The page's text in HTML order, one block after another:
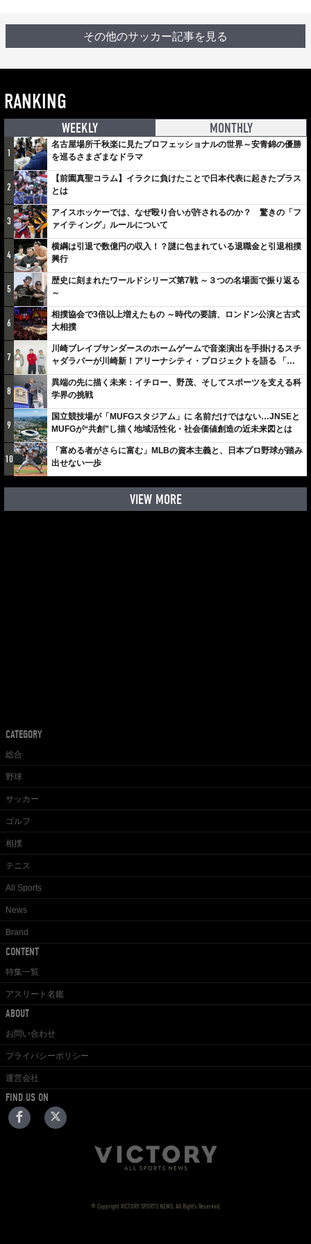
その他のサッカー記事を見る
RANKING
WEEKLY MONTHLY
1
名古屋場所千秋楽に見たプロフェッショナルの世界～安青錦の優勝
を巡るさまざまなドラマ
2
【前園真聖コラム】イラクに負けたことで日本代表に起きたプラス
とは
3
アイスホッケーでは、なぜ殴り合いが許されるのか？ 驚きの「フ
ァイティング」ルールについて
4
横綱は引退で数億円の収入！？謎に包まれている退職金と引退相撲
興行
5
歴史に刻まれたワールドシリーズ第7戦 ～３つの名場面で振り返る
～
6
相撲協会で3倍以上増えたもの ～時代の要請、ロンドン公演と古式
大相撲
7
川崎ブレイブサンダースのホームゲームで音楽演出を手掛けるスチ
ャダラパーが川崎新！アリーナシティ・プロジェクトを語る 「楽
しみでしかないでしょ。川崎は、ずっと成長曲線だから」
8
異端の先に描く未来：イチロー、野茂、そしてスポーツを支える科
学界の挑戦
9
国立競技場が「MUFGスタジアム」に 名前だけではない…JNSEと
MUFGが“共創”し描く地域活性化・社会価値創造の近未来図とは
10
「富める者がさらに富む」MLBの資本主義と、日本プロ野球が踏み
出せない一歩
VIEW MORE
CATEGORY
総合
野球
サッカー
ゴルフ
相撲
テニス
All Sports
News
Brand
CONTENT
特集一覧
アスリート名鑑
ABOUT
お問い合わせ
プライバシーポリシー
運営会社
FIND US ON
© Copyright VICTORY SPORTS NEWS. All Rights Reserved.